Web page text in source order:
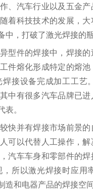
、汽车行业以及五金
着科技技术的发展，
，打破了激光焊接的
型件的焊接中，焊接
件熔化形成特定的熔
接设备完成加工工艺
中有很多汽车品牌已
表。
快并有焊接市场前景
可以代替人工操作，
汽车车身和零部件的
所以激光焊接时应用
和电器产品的焊接空间